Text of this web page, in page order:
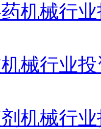
机械行
械行业
机械行